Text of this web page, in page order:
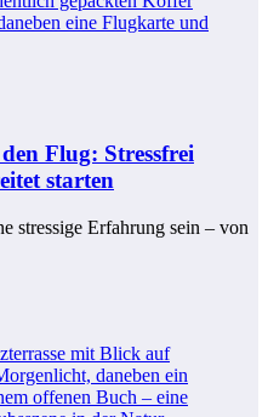
Flug: Stressfrei
starten
stressige Erfahrung sein – von